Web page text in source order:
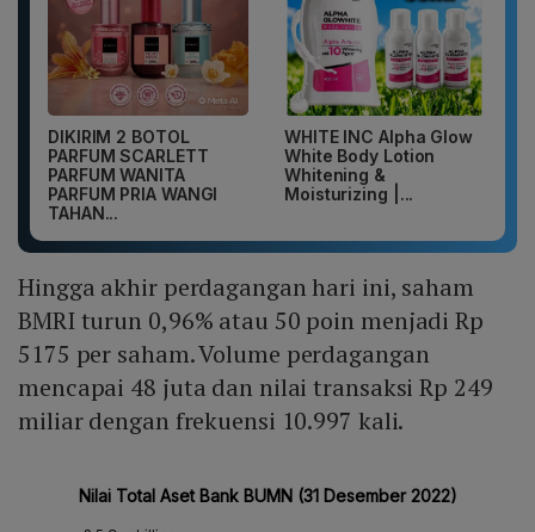
DIKIRIM 2 BOTOL
PARFUM SCARLETT
PARFUM WANITA
PARFUM PRIA WANGI
TAHAN...
WHITE INC Alpha Glow
White Body Lotion
Whitening &
Moisturizing |...
Hingga akhir perdagangan hari ini, saham
BMRI turun 0,96% atau 50 poin menjadi Rp
5175 per saham. Volume perdagangan
mencapai 48 juta dan nilai transaksi Rp 249
miliar dengan frekuensi 10.997 kali.